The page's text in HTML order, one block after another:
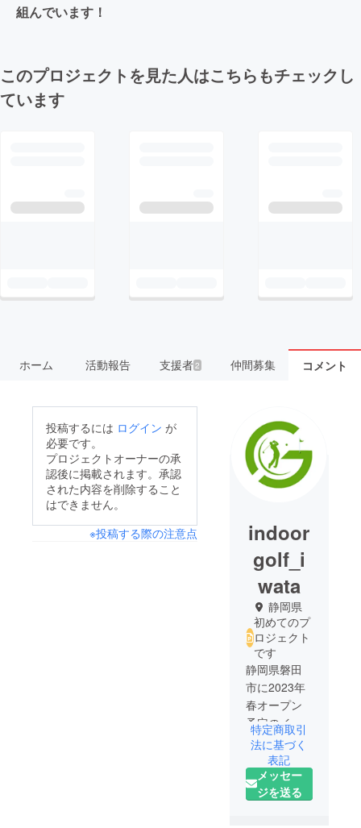
組んでいます！
このプロジェクトを見た人はこちらもチェックし
ています
ホーム 活動報告 支援者 2 仲間募集 コメント
投稿するには ログイン が
必要です。
プロジェクトオーナーの承
認後に掲載されます。承認
された内容を削除すること
はできません。
※投稿する際の注意点
indoor
golf_i
wata
静岡県
初めてのプ
ロジェクト
です
静岡県磐田
市に2023年
春オープン
予定のイン
ドアゴルフ
磐田です。
特定商取引
法に基づく
表記
メッセー
ジを送る